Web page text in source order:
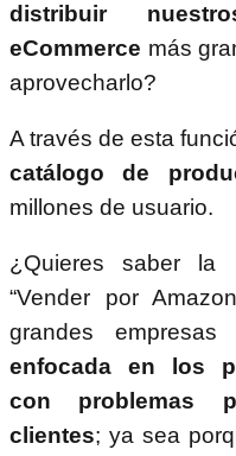
distribuir
eCommerce más
aprovecharlo?
A través de esta
catálogo de
millones de usuario.
¿Quieres saber
“Vender por
grandes
enfocada en los
con problemas
clientes; ya sea